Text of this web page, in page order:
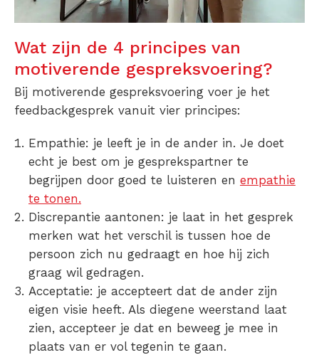
Wat zijn de 4 principes van
motiverende gespreksvoering?
Bij motiverende gespreksvoering voer je het
feedbackgesprek vanuit vier principes:
Empathie: je leeft je in de ander in. Je doet
echt je best om je gesprekspartner te
begrijpen door goed te luisteren en empathie
te tonen.
Discrepantie aantonen: je laat in het gesprek
merken wat het verschil is tussen hoe de
persoon zich nu gedraagt en hoe hij zich
graag wil gedragen.
Acceptatie: je accepteert dat de ander zijn
eigen visie heeft. Als diegene weerstand laat
zien, accepteer je dat en beweeg je mee in
plaats van er vol tegenin te gaan.